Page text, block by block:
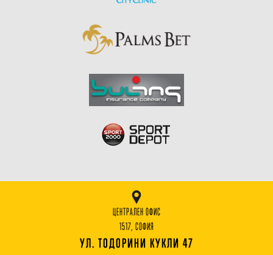
ЦЕНТРАЛЕН ОФИС
1517, СОФИЯ
УЛ. ТОДОРИНИ КУКЛИ 47